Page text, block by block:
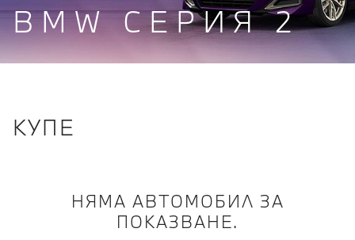
BMW СЕРИЯ 2
КУПЕ
НЯМА АВТОМОБИЛ ЗА
ПОКАЗВАНЕ.